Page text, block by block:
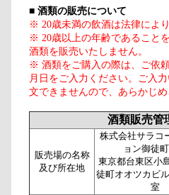
■ 酒類の販売について
※ 20歳未満の飲酒は法律によ
※ 20歳以上の年齢であること
酒類を販売いたしません。
※ 酒類をご購入の際は、ご依
月日をご入力ください。ご入
文できませんので、あらかじめ
酒類販売管
販売場の名称
及び所在地
株式会社サラコ
ョン御徒
東京都台東区小
徒町オオツカビ
室